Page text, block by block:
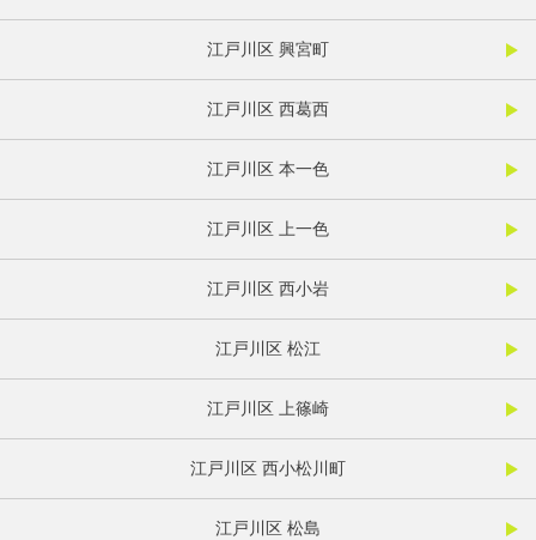
江戸川区 興宮町
江戸川区 西葛西
江戸川区 本一色
江戸川区 上一色
江戸川区 西小岩
江戸川区 松江
江戸川区 上篠崎
江戸川区 西小松川町
江戸川区 松島